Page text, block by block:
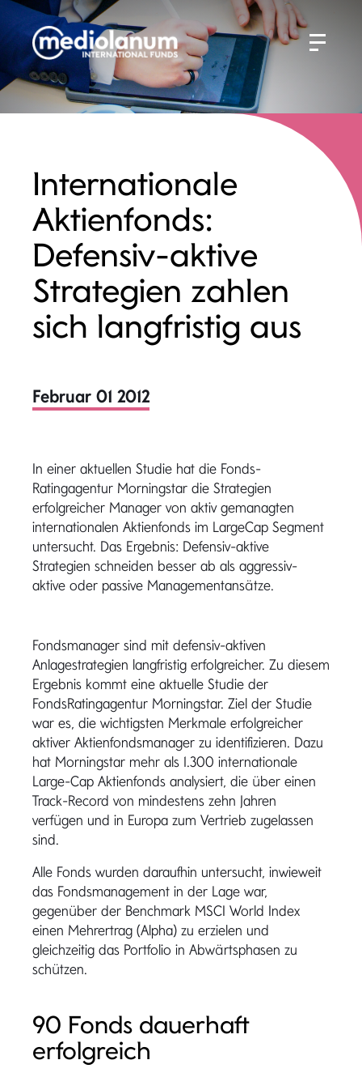
Internationale
Aktienfonds:
Defensiv-aktive
Strategien zahlen
sich langfristig aus
Februar 01 2012
In einer aktuellen Studie hat die Fonds-
Ratingagentur Morningstar die Strategien
erfolgreicher Manager von aktiv gemanagten
internationalen Aktienfonds im LargeCap Segment
untersucht. Das Ergebnis: Defensiv-aktive
Strategien schneiden besser ab als aggressiv-
aktive oder passive Managementansätze.
Fondsmanager sind mit defensiv-aktiven
Anlagestrategien langfristig erfolgreicher. Zu diesem
Ergebnis kommt eine aktuelle Studie der
FondsRatingagentur Morningstar. Ziel der Studie
war es, die wichtigsten Merkmale erfolgreicher
aktiver Aktienfondsmanager zu identifizieren. Dazu
hat Morningstar mehr als 1.300 internationale
Large-Cap Aktienfonds analysiert, die über einen
Track-Record von mindestens zehn Jahren
verfügen und in Europa zum Vertrieb zugelassen
sind.
Alle Fonds wurden daraufhin untersucht, inwieweit
das Fondsmanagement in der Lage war,
gegenüber der Benchmark MSCI World Index
einen Mehrertrag (Alpha) zu erzielen und
gleichzeitig das Portfolio in Abwärtsphasen zu
schützen.
90 Fonds dauerhaft
erfolgreich